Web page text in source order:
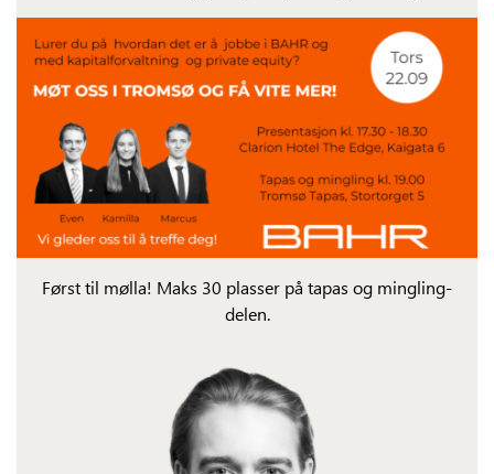
Først til mølla! Maks 30 plasser på tapas og mingling-
delen.